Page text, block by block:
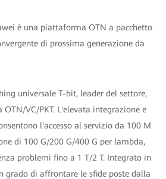
è una piattaforma OTN a pacchetto
di prossima generazione da
universale T-bit, leader del settore,
VC/PKT. L'elevata integrazione e
l'accesso al servizio da 100 M
di 100 G/200 G/400 G per lambda,
problemi fino a 1 T/2 T. Integrato in
grado di affrontare le sfide poste dalla